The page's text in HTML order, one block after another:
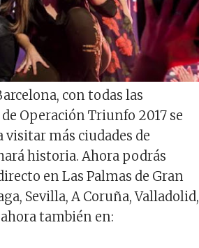
con todas las
Operación Triunfo 2017 se
visitar más ciudades de
historia. Ahora podrás
en Las Palmas de Gran
Sevilla, A Coruña, Valladolid,
también en: